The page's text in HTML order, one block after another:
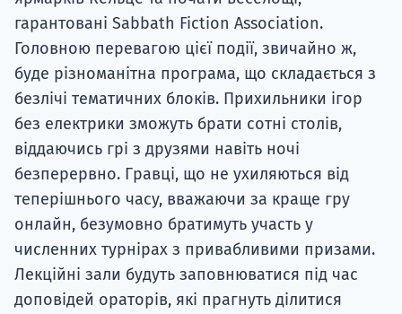
гарантовані Sabbath Fiction Association.
Головною перевагою цієї події, звичайно ж,
буде різноманітна програма, що складається з
безлічі тематичних блоків. Прихильники ігор
без електрики зможуть брати сотні столів,
віддаючись грі з друзями навіть ночі
безперервно. Гравці, що не ухиляються від
теперішнього часу, вважаючи за краще гру
онлайн, безумовно братимуть участь у
численних турнірах з привабливими призами.
Лекційні зали будуть заповнюватися під час
доповідей ораторів, які прагнуть ділитися